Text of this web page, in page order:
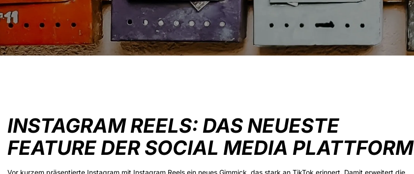
INSTAGRAM REELS: DAS NEUESTE
FEATURE DER SOCIAL MEDIA PLATTFORM
Vor kurzem präsentierte Instagram mit Instagram Reels ein neues Gimmick, das stark an TikTok erinnert. Damit erweitert die